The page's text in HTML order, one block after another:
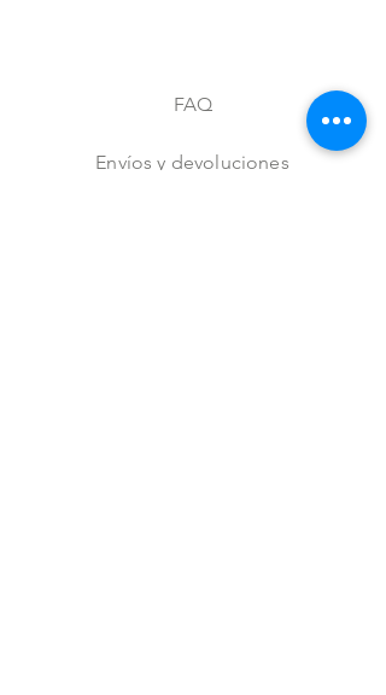
FAQ
Envíos y devoluciones